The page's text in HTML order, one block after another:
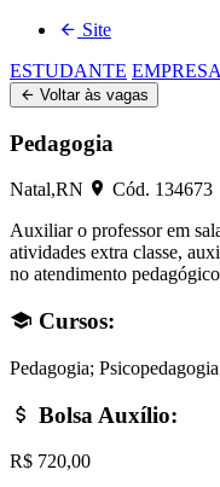
Site
ESTUDANTE EMPRESA
Voltar às vagas
Pedagogia
Natal,RN
Cód. 134673
Auxiliar o professor em
atividades extra classe,
no atendimento
Cursos:
Pedagogia;
Bolsa Auxílio:
R$ 720,00